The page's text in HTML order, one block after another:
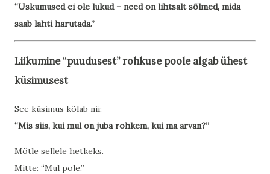
“Uskumused ei ole lukud – need on lihtsalt sõlmed, mida
saab lahti harutada.”
Liikumine “puudusest” rohkuse poole algab ühest
küsimusest
See küsimus kõlab nii:
“Mis siis, kui mul on juba rohkem, kui ma arvan?”
Mõtle sellele hetkeks.
Mitte: “Mul pole.”